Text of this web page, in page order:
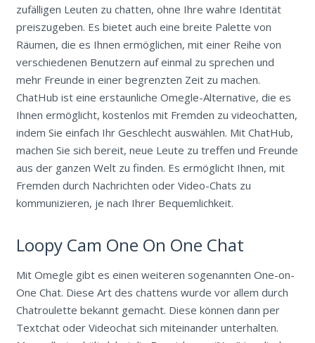
zufälligen Leuten zu chatten, ohne Ihre wahre Identität
preiszugeben. Es bietet auch eine breite Palette von
Räumen, die es Ihnen ermöglichen, mit einer Reihe von
verschiedenen Benutzern auf einmal zu sprechen und
mehr Freunde in einer begrenzten Zeit zu machen.
ChatHub ist eine erstaunliche Omegle-Alternative, die es
Ihnen ermöglicht, kostenlos mit Fremden zu videochatten,
indem Sie einfach Ihr Geschlecht auswählen. Mit ChatHub,
machen Sie sich bereit, neue Leute zu treffen und Freunde
aus der ganzen Welt zu finden. Es ermöglicht Ihnen, mit
Fremden durch Nachrichten oder Video-Chats zu
kommunizieren, je nach Ihrer Bequemlichkeit.
Loopy Cam One On One Chat
Mit Omegle gibt es einen weiteren sogenannten One-on-
One Chat. Diese Art des chattens wurde vor allem durch
Chatroulette bekannt gemacht. Diese können dann per
Textchat oder Videochat sich miteinander unterhalten.